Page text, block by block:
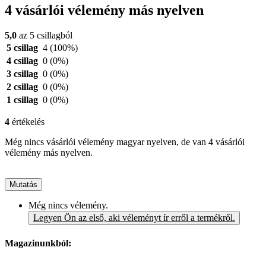
4 vásárlói vélemény más nyelven
5,0 az 5 csillagból
5 csillag 4 (100%)
4 csillag 0 (0%)
3 csillag 0 (0%)
2 csillag 0 (0%)
1 csillag 0 (0%)
4 értékelés
Még nincs vásárlói vélemény magyar nyelven, de van 4 vásárlói
vélemény más nyelven.
Mutatás
Még nincs vélemény.
Legyen Ön az első, aki véleményt ír erről a termékről.
Magazinunkból: